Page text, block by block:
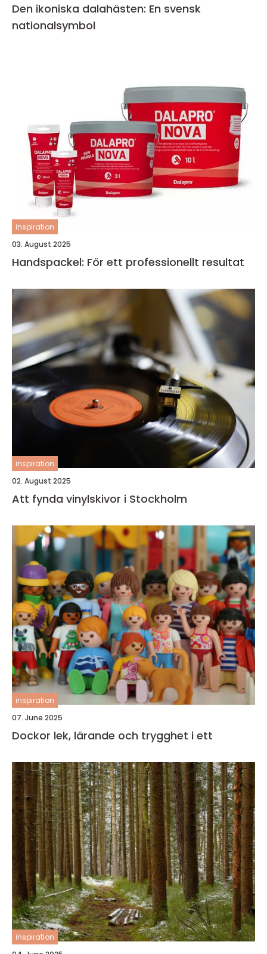
Den ikoniska dalahästen: En svensk
nationalsymbol
inspiration
03. August 2025
Handspackel: För ett professionellt resultat
inspiration
02. August 2025
Att fynda vinylskivor i Stockholm
inspiration
07. June 2025
Dockor lek, lärande och trygghet i ett
inspiration